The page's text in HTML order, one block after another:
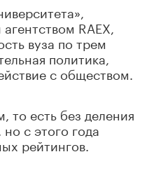
RAEX,
вуза по трем
политика,
с обществом.
то есть без деления
с этого года
рейтингов.